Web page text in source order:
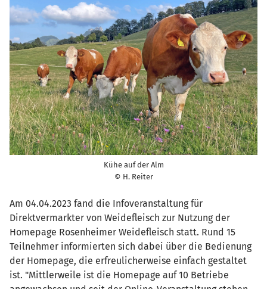
Kühe auf der Alm
© H. Reiter
Am 04.04.2023 fand die Infoveranstaltung für
Direktvermarkter von Weidefleisch zur Nutzung der
Homepage Rosenheimer Weidefleisch statt. Rund 15
Teilnehmer informierten sich dabei über die Bedienung
der Homepage, die erfreulicherweise einfach gestaltet
ist. "Mittlerweile ist die Homepage auf 10 Betriebe